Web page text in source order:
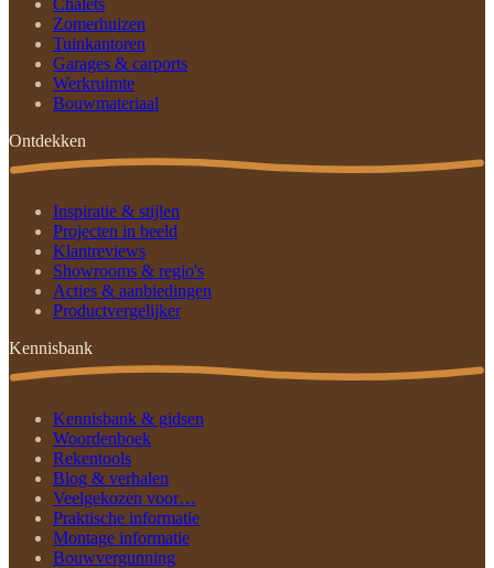
Chalets
Zomerhuizen
Tuinkantoren
Garages & carports
Werkruimte
Bouwmateriaal
Ontdekken
Inspiratie & stijlen
Projecten in beeld
Klantreviews
Showrooms & regio's
Acties & aanbiedingen
Productvergelijker
Kennisbank
Kennisbank & gidsen
Woordenboek
Rekentools
Blog & verhalen
Veelgekozen voor…
Praktische informatie
Montage informatie
Bouwvergunning